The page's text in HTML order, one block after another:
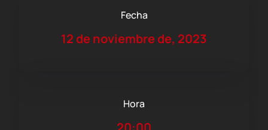
Fecha
12 de noviembre de, 2023
Hora